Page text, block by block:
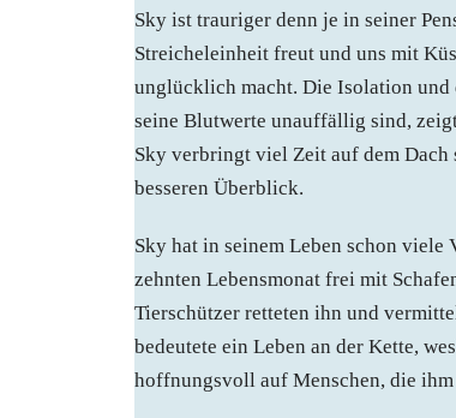
Sky ist trauriger denn je in seiner
Streicheleinheit freut und uns mit
unglücklich macht. Die Isolation und
seine Blutwerte unauffällig sind,
Sky verbringt viel Zeit auf dem Dach
besseren Überblick.
Sky hat in seinem Leben schon viele
zehnten Lebensmonat frei mit
Tierschützer retteten ihn und
bedeutete ein Leben an der Kette,
hoffnungsvoll auf Menschen, die